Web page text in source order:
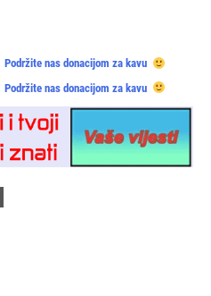
Podržite nas donacijom za kavu
Podržite nas donacijom za kavu